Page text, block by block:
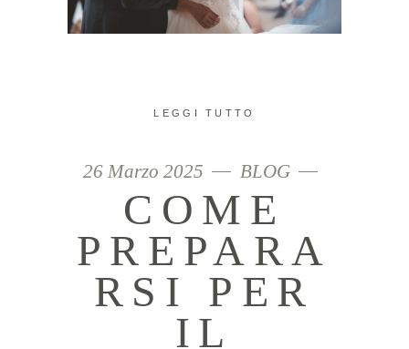
LEGGI TUTTO
26 Marzo 2025 BLOG
COME
PREPARA
RSI PER
IL